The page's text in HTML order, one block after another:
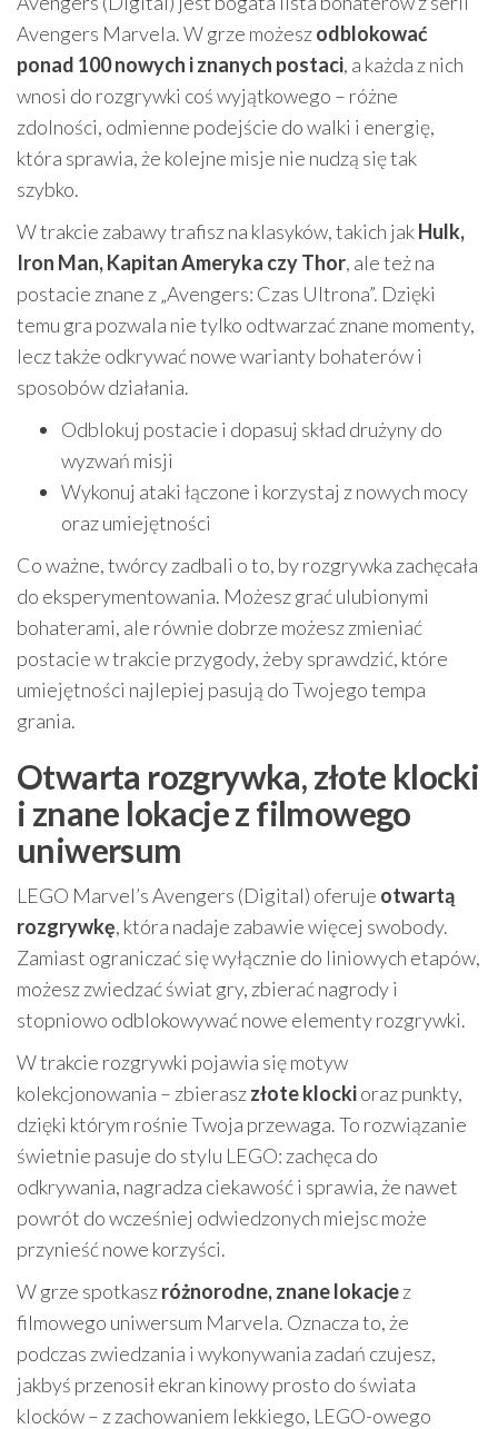
Avengers Marvela. W grze możeszodblokować
ponad 100 nowych i znanych postaci, a każda z nich
wnosi do rozgrywki coś wyjątkowego – różne
zdolności, odmienne podejście do walki i energię,
która sprawia, że kolejne misje nie nudzą się tak
szybko.
W trakcie zabawy trafisz na klasyków, takich jakHulk,
Iron Man, Kapitan Ameryka czy Thor, ale też na
postacie znane z „Avengers: Czas Ultrona”. Dzięki
temu gra pozwala nie tylko odtwarzać znane momenty,
lecz także odkrywać nowe warianty bohaterów i
sposobów działania.
Odblokuj postacie i dopasuj skład drużyny do
wyzwań misji
Wykonuj ataki łączone i korzystaj z nowych mocy
oraz umiejętności
Co ważne, twórcy zadbali o to, by rozgrywka zachęcała
do eksperymentowania. Możesz grać ulubionymi
bohaterami, ale równie dobrze możesz zmieniać
postacie w trakcie przygody, żeby sprawdzić, które
umiejętności najlepiej pasują do Twojego tempa
grania.
Otwarta rozgrywka, złote klocki
i znane lokacje z filmowego
uniwersum
LEGO Marvel’s Avengers (Digital) oferuje otwartą
rozgrywkę, która nadaje zabawie więcej swobody.
Zamiast ograniczać się wyłącznie do liniowych etapów,
możesz zwiedzać świat gry, zbierać nagrody i
stopniowo odblokowywać nowe elementy rozgrywki.
W trakcie rozgrywki pojawia się motyw
kolekcjonowania – zbieraszzłote klockioraz punkty,
dzięki którym rośnie Twoja przewaga. To rozwiązanie
świetnie pasuje do stylu LEGO: zachęca do
odkrywania, nagradza ciekawość i sprawia, że nawet
powrót do wcześniej odwiedzonych miejsc może
przynieść nowe korzyści.
W grze spotkaszróżnorodne, znane lokacjez
filmowego uniwersum Marvela. Oznacza to, że
podczas zwiedzania i wykonywania zadań czujesz,
jakbyś przenosił ekran kinowy prosto do świata
klocków – z zachowaniem lekkiego, LEGO-owego